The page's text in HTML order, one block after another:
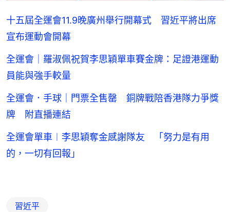
十五屆全運會11.9晚廣州舉行開幕式 習近平將出席
宣布運動會開幕
全運會｜羅淑佩祝賀李思穎單車賽金牌：足證港運動
員能與強手較量
全運會．手球｜門票全售罄 銅牌戰陪香港隊力爭獎
牌 附直播連結
全運會單車︱李思穎奪金感謝隊友 「努力是有用
的，一切有回報」
習近平